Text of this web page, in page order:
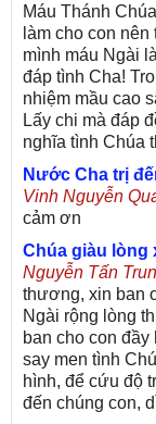
Máu Thánh
làm cho con
mình máu Ngài
đáp tình Cha!
nhiệm mầu cao
Lấy chi mà đáp
nghĩa tình Chúa
Nước Cha trị
Vinh Nguyễn
cảm ơn
Chúa giàu lòng
Nguyễn Tấn
thương, xin ban
Ngài rộng lòng
ban cho con
say men tình
hình, để cứu độ
đến chúng con,